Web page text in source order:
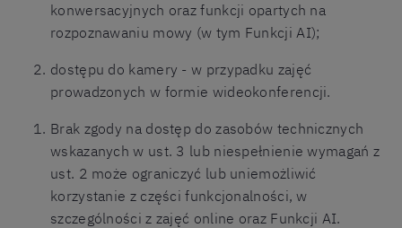
konwersacyjnych oraz funkcji opartych na
rozpoznawaniu mowy (w tym Funkcji AI);
dostępu do kamery - w przypadku zajęć
prowadzonych w formie wideokonferencji.
Brak zgody na dostęp do zasobów technicznych
wskazanych w ust. 3 lub niespełnienie wymagań z
ust. 2 może ograniczyć lub uniemożliwić
korzystanie z części funkcjonalności, w
szczególności z zajęć online oraz Funkcji AI.